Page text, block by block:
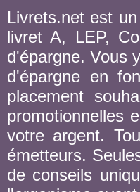
Livrets.net est
livret A, LEP,
d'épargne. Vous
d'épargne en
placement
promotionnelles
votre argent.
émetteurs.
de conseils